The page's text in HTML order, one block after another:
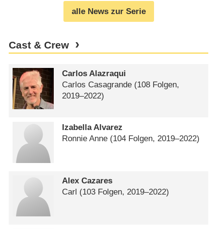
alle News zur Serie
Cast & Crew
Carlos Alazraqui
Carlos Casagrande (108 Folgen,
2019⁠–⁠2022)
Izabella Alvarez
Ronnie Anne (104 Folgen, 2019⁠–⁠2022)
Alex Cazares
Carl (103 Folgen, 2019⁠–⁠2022)